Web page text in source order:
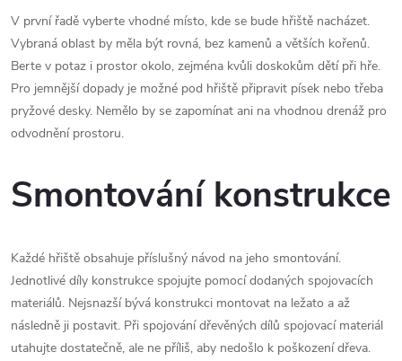
V první řadě vyberte vhodné místo, kde se bude hřiště nacházet.
Vybraná oblast by měla být rovná, bez kamenů a větších kořenů.
Berte v potaz i prostor okolo, zejména kvůli doskokům dětí při hře.
Pro jemnější dopady je možné pod hřiště připravit písek nebo třeba
pryžové desky. Nemělo by se zapomínat ani na vhodnou drenáž pro
odvodnění prostoru.
Smontování konstrukce
Každé hřiště obsahuje příslušný návod na jeho smontování.
Jednotlivé díly konstrukce spojujte pomocí dodaných spojovacích
materiálů. Nejsnazší bývá konstrukci montovat na ležato a až
následně ji postavit. Při spojování dřevěných dílů spojovací materiál
utahujte dostatečně, ale ne příliš, aby nedošlo k poškození dřeva.